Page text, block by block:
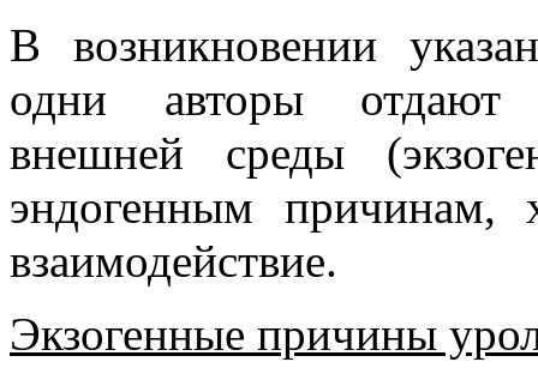
В возникновении
одни авторы отдают
внешней среды
эндогенным причинам,
взаимодействие.
Экзогенные причины